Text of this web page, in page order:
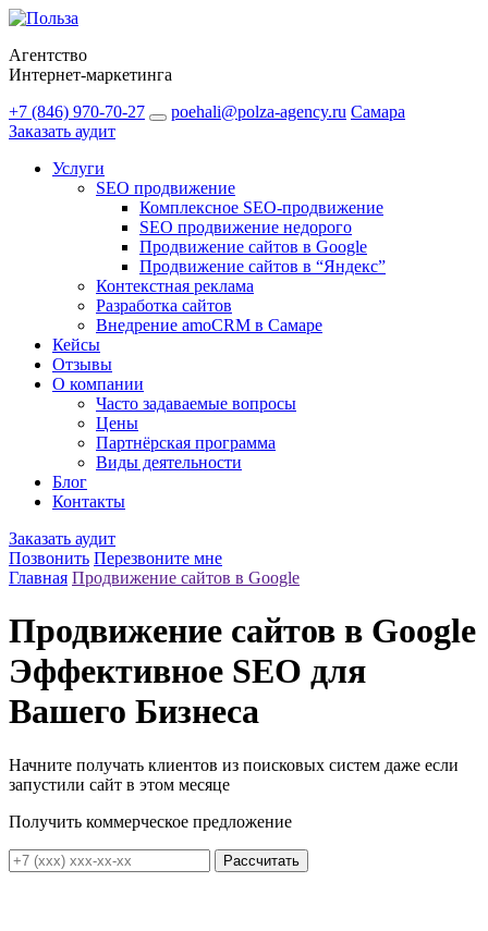
Агентство
Интернет-маркетинга
+7 (846) 970-70-27
poehali@polza-agency.ru Самара
Заказать аудит
Услуги
SEO продвижение
Комплексное SEO-продвижение
SEO продвижение недорого
Продвижение сайтов в Google
Продвижение сайтов в “Яндекс”
Контекстная реклама
Разработка сайтов
Внедрение amoCRM в Самаре
Кейсы
Отзывы
О компании
Часто задаваемые вопросы
Цены
Партнёрская программа
Виды деятельности
Блог
Контакты
Заказать аудит
Позвонить Перезвоните мне
Главная Продвижение сайтов в Google
Продвижение сайтов в Google
Эффективное SEO для
Вашего Бизнеса
Начните получать клиентов из поисковых систем даже если
запустили сайт в этом месяце
Получить коммерческое предложение
Рассчитать